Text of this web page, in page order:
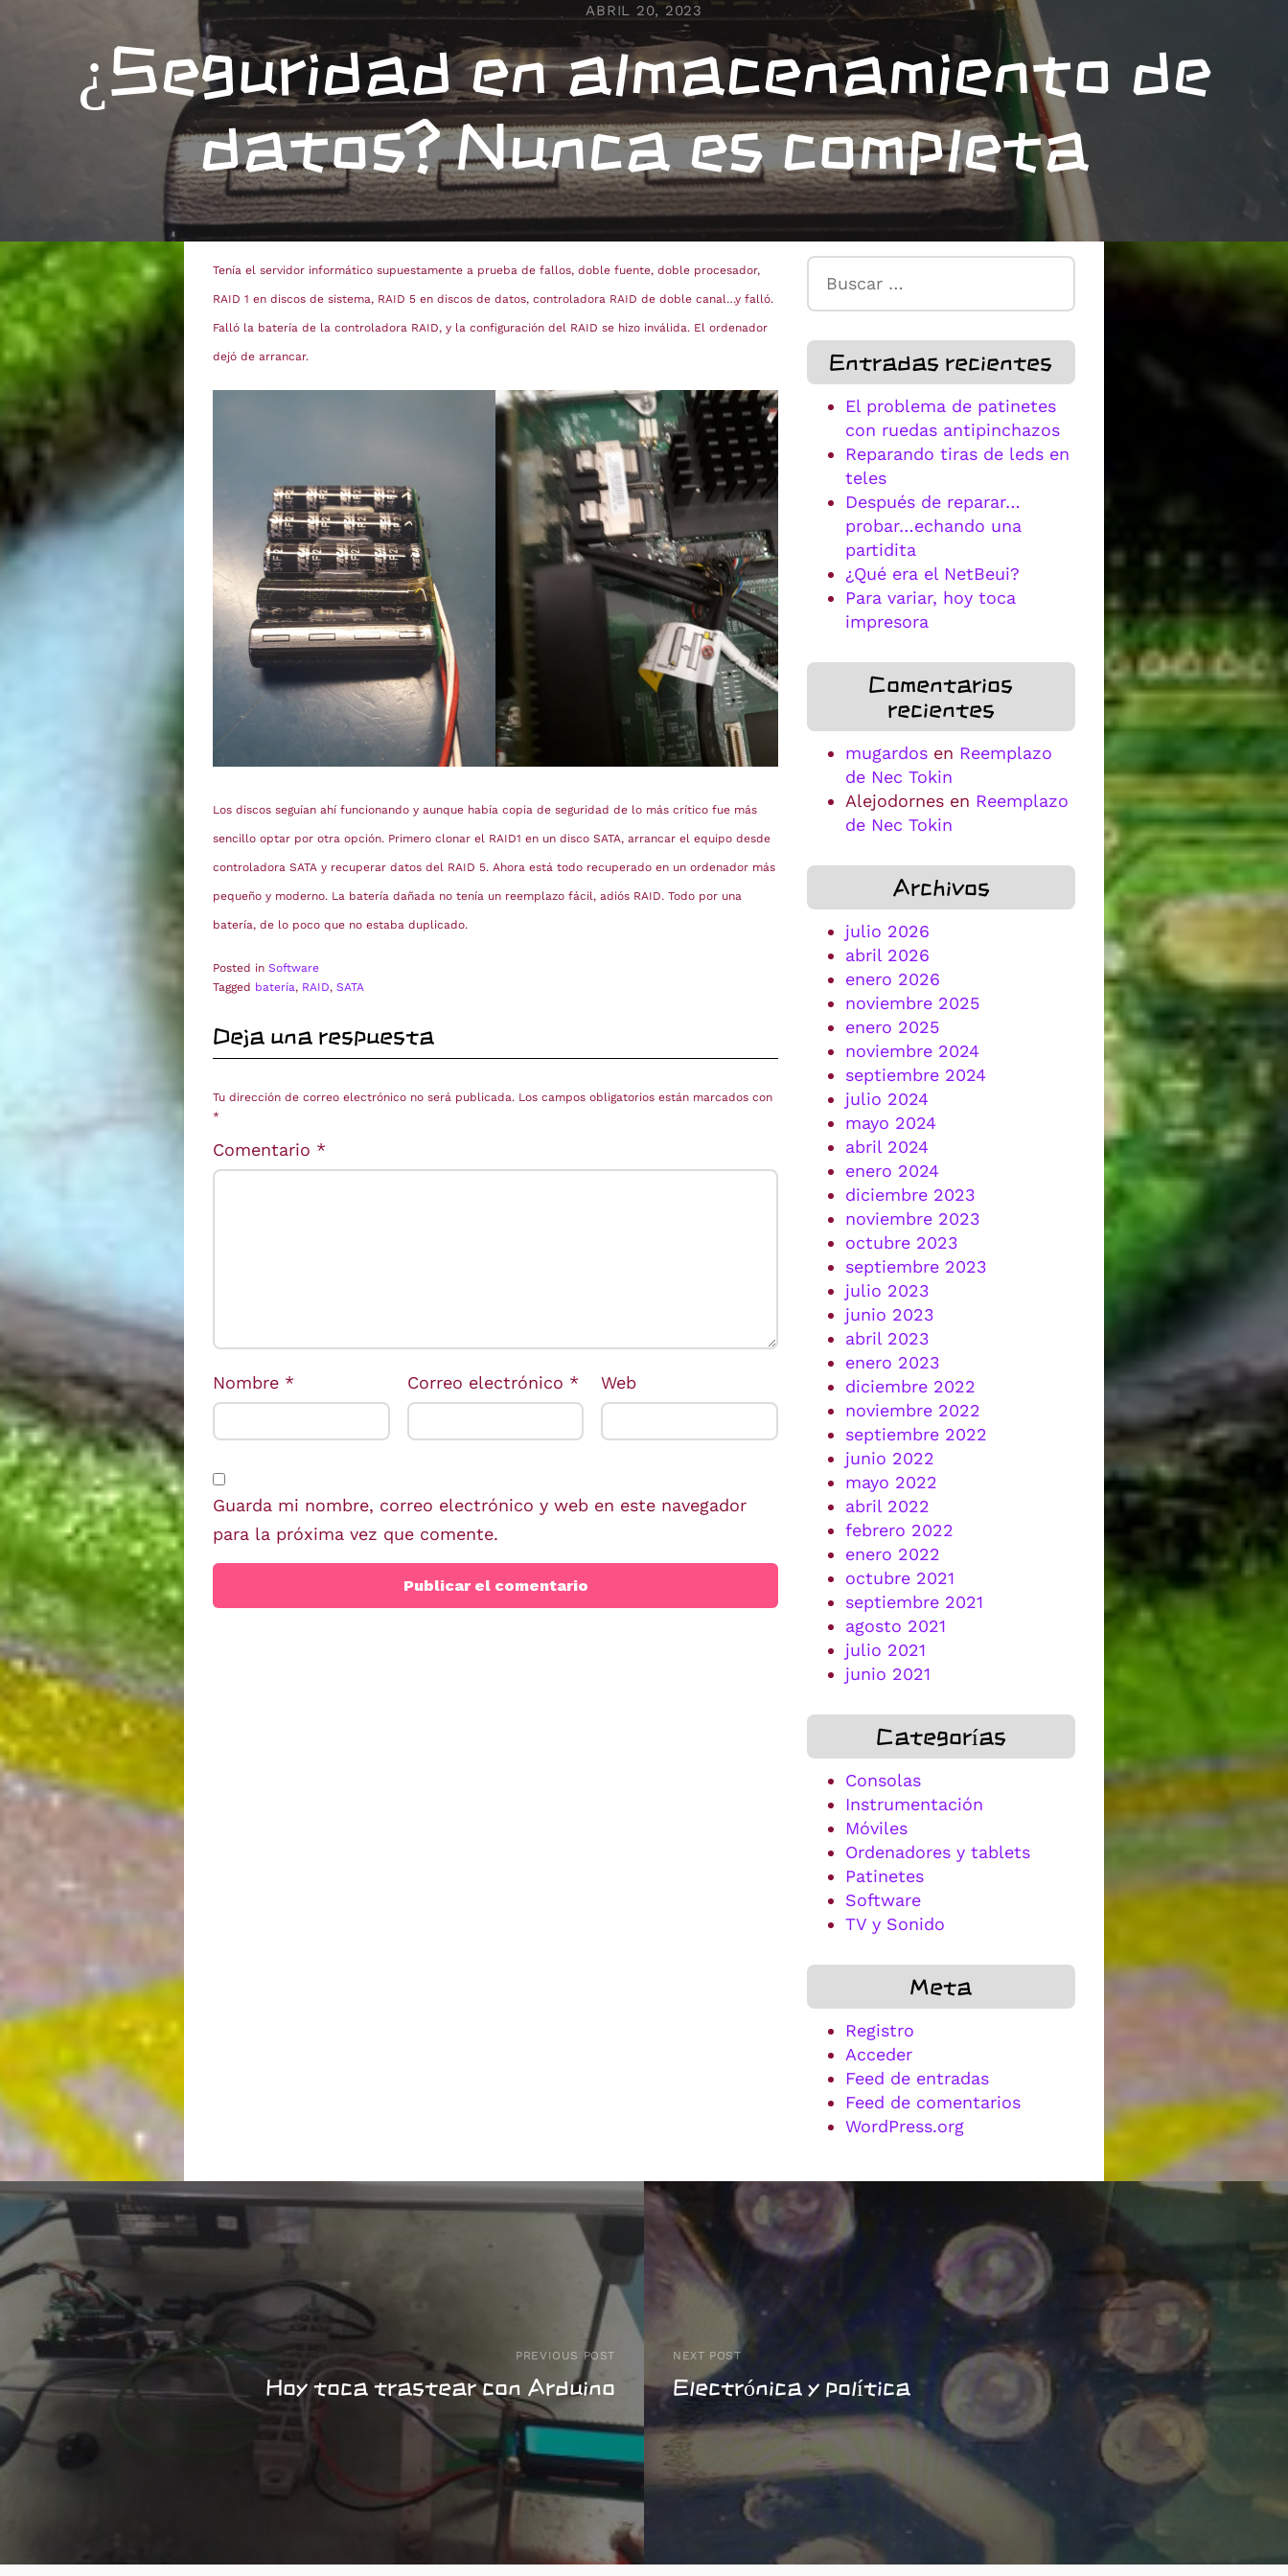
ABRIL 20, 2023
¿Seguridad en almacenamiento de
datos? Nunca es completa
Tenía el servidor informático supuestamente a prueba de fallos, doble fuente, doble procesador,
RAID 1 en discos de sistema, RAID 5 en discos de datos, controladora RAID de doble canal…y falló.
Falló la batería de la controladora RAID, y la configuración del RAID se hizo inválida. El ordenador
dejó de arrancar.
Los discos seguían ahí funcionando y aunque había copia de seguridad de lo más crítico fue más
sencillo optar por otra opción. Primero clonar el RAID1 en un disco SATA, arrancar el equipo desde
controladora SATA y recuperar datos del RAID 5. Ahora está todo recuperado en un ordenador más
pequeño y moderno. La batería dañada no tenía un reemplazo fácil, adiós RAID. Todo por una
batería, de lo poco que no estaba duplicado.
Posted in Software
Tagged batería, RAID, SATA
Deja una respuesta
Tu dirección de correo electrónico no será publicada. Los campos obligatorios están marcados con
*
Comentario *
Nombre * Correo electrónico * Web
Guarda mi nombre, correo electrónico y web en este navegador
para la próxima vez que comente.
Entradas recientes
El problema de patinetes
con ruedas antipinchazos
Reparando tiras de leds en
teles
Después de reparar…
probar…echando una
partidita
¿Qué era el NetBeui?
Para variar, hoy toca
impresora
Comentarios
recientes
mugardos en Reemplazo
de Nec Tokin
Alejodornes en Reemplazo
de Nec Tokin
Archivos
julio 2026
abril 2026
enero 2026
noviembre 2025
enero 2025
noviembre 2024
septiembre 2024
julio 2024
mayo 2024
abril 2024
enero 2024
diciembre 2023
noviembre 2023
octubre 2023
septiembre 2023
julio 2023
junio 2023
abril 2023
enero 2023
diciembre 2022
noviembre 2022
septiembre 2022
junio 2022
mayo 2022
abril 2022
febrero 2022
enero 2022
octubre 2021
septiembre 2021
agosto 2021
julio 2021
junio 2021
Categorías
Consolas
Instrumentación
Móviles
Ordenadores y tablets
Patinetes
Software
TV y Sonido
Meta
Registro
Acceder
Feed de entradas
Feed de comentarios
WordPress.org
PREVIOUS POST
Hoy toca trastear con Arduino
NEXT POST
Electrónica y política